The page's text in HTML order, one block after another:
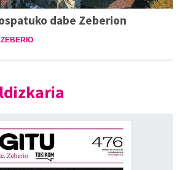
dabe Zeberion
ZEBERIO